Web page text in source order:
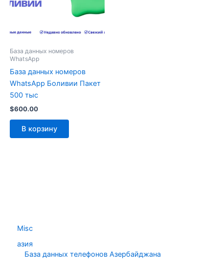
Misc
азия
База данных телефонов Азербайджана
База данных номеров
WhatsApp
База данных номеров
WhatsApp Боливии Пакет
500 тыс
$600.00
В корзину